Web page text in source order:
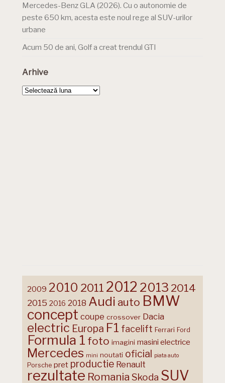
Mercedes-Benz GLA (2026). Cu o autonomie de
peste 650 km, acesta este noul rege al SUV-urilor
urbane
Acum 50 de ani, Golf a creat trendul GTI
Arhive
Arhive
2009 2010 2011 2012 2013 2014
2015 2016 2018 Audi auto BMW
concept coupe crossover Dacia
electric Europa F1 facelift Ferrari Ford
Formula 1 foto imagini masini electrice
Mercedes mini noutati oficial piata auto
Porsche pret productie Renault
rezultate Romania Skoda SUV